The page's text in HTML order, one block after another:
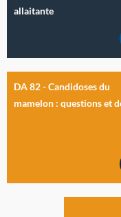
allaitante
DA 82 - Candidoses du
mamelon : questions et